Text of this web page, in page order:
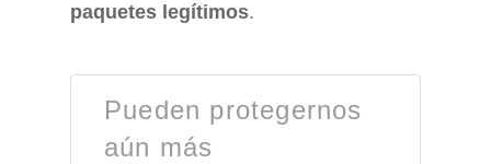
paquetes legítimos.
Pueden protegernos
aún más